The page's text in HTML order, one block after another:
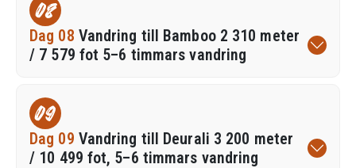
08
Dag 08 Vandring till Bamboo 2 310 meter
/ 7 579 fot 5–6 timmars vandring
09
Dag 09 Vandring till Deurali 3 200 meter
/ 10 499 fot, 5–6 timmars vandring